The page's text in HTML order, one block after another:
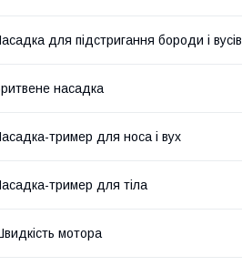
для підстригання бороди і вусів
насадка
тример для носа і вух
тример для тіла
мотора